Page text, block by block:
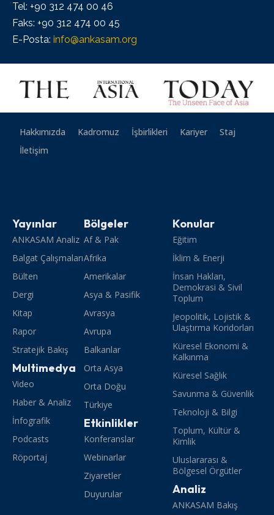
Tel: +90 312 474 00 46
Faks: +90 312 474 00 45
E-Posta: info@ankasam.org
Hakkımızda Kadromuz İşbirlikleri Kariyer
Staj
İletişim
Yayınlar
ANKASAM Analiz
Balgat Çalışmaları
Bülten
Dergi
Kitap
Rapor
Stratejik Bakış
Multimedya
Video
Haber & Analiz
İnfografik
Podcasts
Röportaj
Bölgeler
Af & Pak
Afrika
Amerikalar
Asya & Pasifik
Avrasya
Avrupa
Balkanlar
Orta Asya
Orta Doğu
Türkiye
Etkinlikler
Konferanslar
Webinarlar
Ziyaretler
Duyurular
Konular
Eğitim
İklim & Enerji
İnsan Hakları,
Demokrasi & Sivil
Toplum
Jeopolitik, Lojistik &
Ulaştırma Koridorları
Küresel Ekonomi &
Kalkınma
Küresel Sağlık
Savunma & Güvenlik
Teknoloji & Bilgi
Toplum, Kültür &
Kimlik
Uluslararası &
Bölgesel Örgütler
Analiz
ANKASAM Bakış